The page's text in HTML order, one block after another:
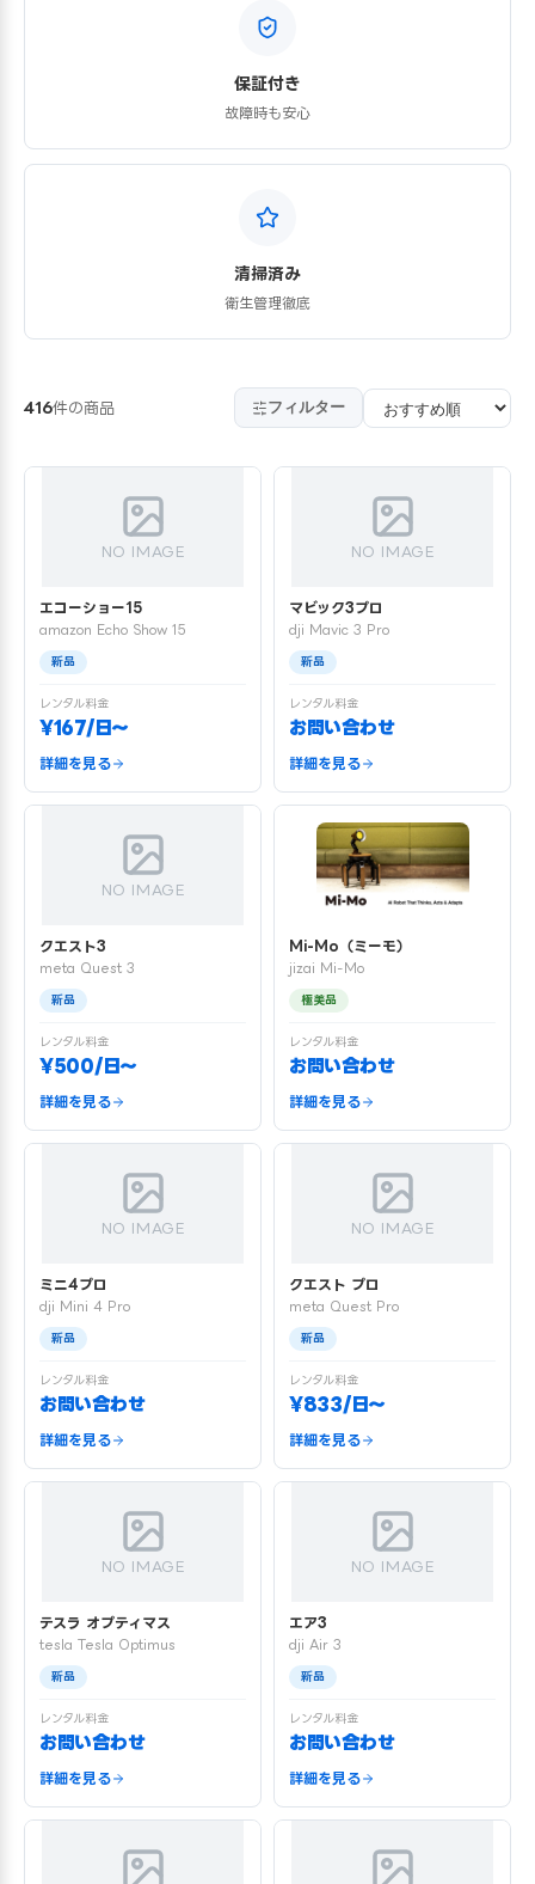
保証付き
故障時も安心
清掃済み
衛生管理徹底
416件の商品 フィルター
NO IMAGE
エコーショー15
amazon Echo Show 15
新品
レンタル料金
¥167/日〜
詳細を見る
NO IMAGE
マビック3プロ
dji Mavic 3 Pro
新品
レンタル料金
お問い合わせ
詳細を見る
NO IMAGE
クエスト3
meta Quest 3
新品
レンタル料金
¥500/日〜
詳細を見る
Mi-Mo（ミーモ）
jizai Mi-Mo
極美品
レンタル料金
お問い合わせ
詳細を見る
NO IMAGE
ミニ4プロ
dji Mini 4 Pro
新品
レンタル料金
お問い合わせ
詳細を見る
NO IMAGE
クエスト プロ
meta Quest Pro
新品
レンタル料金
¥833/日〜
詳細を見る
NO IMAGE
テスラ オプティマス
tesla Tesla Optimus
新品
レンタル料金
お問い合わせ
詳細を見る
NO IMAGE
エア3
dji Air 3
新品
レンタル料金
お問い合わせ
詳細を見る